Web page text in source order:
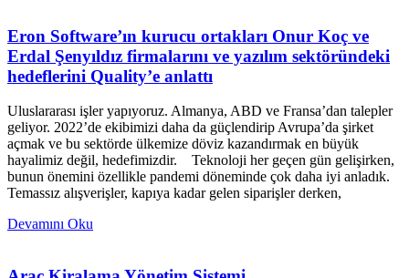
Eron Software’ın kurucu ortakları Onur Koç ve
Erdal Şenyıldız firmalarını ve yazılım sektöründeki
hedeflerini Quality’e anlattı
Uluslararası işler yapıyoruz. Almanya, ABD ve Fransa’dan talepler
geliyor. 2022’de ekibimizi daha da güçlendirip Avrupa’da şirket
açmak ve bu sektörde ülkemize döviz kazandırmak en büyük
hayalimiz değil, hedefimizdir. Teknoloji her geçen gün gelişirken,
bunun önemini özellikle pandemi döneminde çok daha iyi anladık.
Temassız alışverişler, kapıya kadar gelen siparişler derken,
Devamını Oku